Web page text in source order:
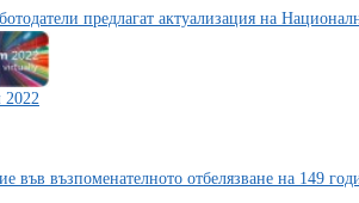
предлагат актуализация на
2022
във възпоменателното отбелязване на 149